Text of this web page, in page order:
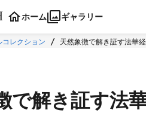
ホーム ギャラリー
コレクション 天然象徴で解き証す法華
で解き証す法